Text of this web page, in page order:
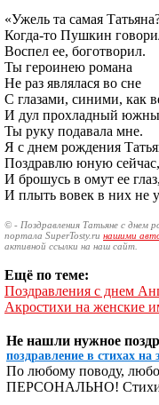
«Ужель та самая
Когда-то Пушкин
Воспел ее, боготворил.
Ты героинею романа
Не раз являлася во сне
С глазами, синими, как
И дул прохладный
Ты руку подавала мне.
Я с днем рождения
Поздравлю юную сейчас,
И брошусь в омут ее глаз,
И плыть вовек в них не
© - Поздравления Татьяне с днем
портала SuperTosty.ru нашими
активной ссылки на наш сайт.
Ещё по теме:
Поздравления с днем
Акростихи на женские
Не нашли нужное
поздравление в стихах на
По любому поводу,
ПЕРСОНАЛЬНО! Стихи